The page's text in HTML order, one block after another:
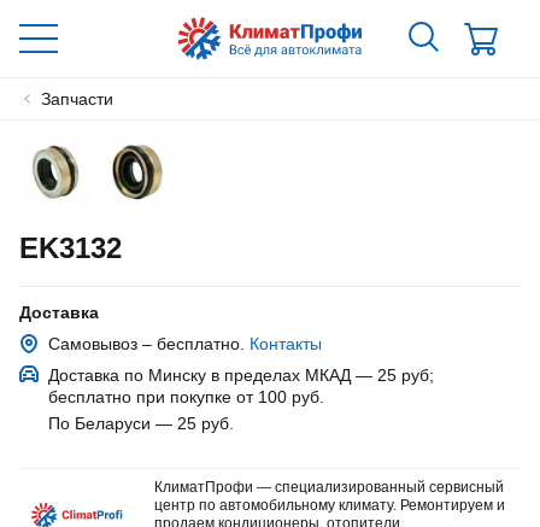
Запчасти
EK3132
Доставка
Самовывоз – бесплатно. Контакты
Доставка по Минску в пределах МКАД — 25 руб;
бесплатно при покупке от 100 руб.
По Беларуси — 25 руб
КлиматПрофи — специализированный сервисный
центр по автомобильному климату. Ремонтируем и
продаем кондиционеры, отопители,